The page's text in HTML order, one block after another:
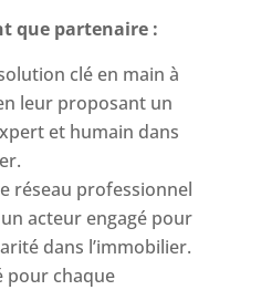
que partenaire :
clé en main à
leur proposant un
et humain dans
réseau professionnel
acteur engagé pour
dans l’immobilier.
pour chaque